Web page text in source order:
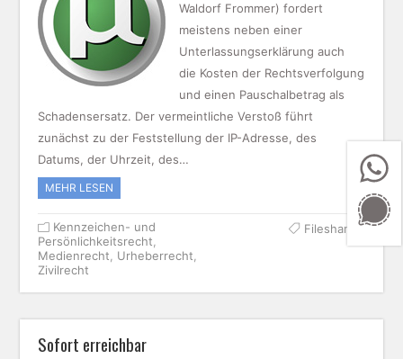
Waldorf Frommer) fordert
meistens neben einer
Unterlassungserklärung auch
die Kosten der Rechtsverfolgung
und einen Pauschalbetrag als
Schadensersatz. Der vermeintliche Verstoß führt
zunächst zu der Feststellung der IP-Adresse, des
Datums, der Uhrzeit, des…
MEHR LESEN
Kennzeichen- und
Persönlichkeitsrecht
Medienrecht
Urheberrecht
Zivilrecht
Filesharing
Sofort erreichbar